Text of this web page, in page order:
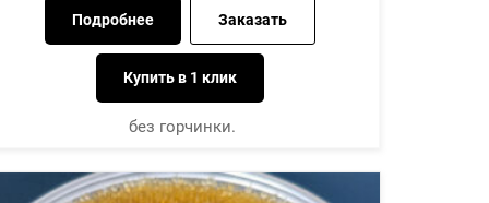
Подробнее Заказать
Купить в 1 клик
без горчинки.